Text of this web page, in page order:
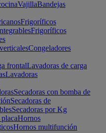
VajillaBandejas
Frigoríficos
Frigoríficos
Congeladores
frontalLavadoras de carga
Lavadoras
Secadoras con bomba de
Secadoras de
Secadoras por Kg
Hornos
Hornos multifunción